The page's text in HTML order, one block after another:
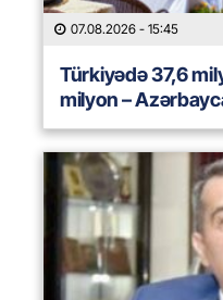
07.08.2026 - 15:45
Türkiyədə 37,6
milyon –